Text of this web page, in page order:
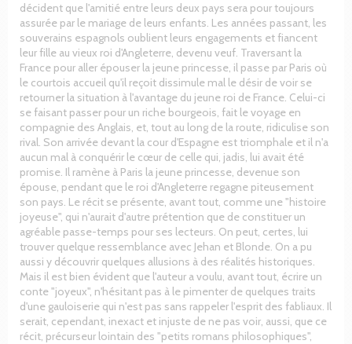
décident que l'amitié entre leurs deux pays sera pour toujours
assurée par le mariage de leurs enfants. Les années passant, les
souverains espagnols oublient leurs engagements et fiancent
leur fille au vieux roi d'Angleterre, devenu veuf. Traversant la
France pour aller épouser la jeune princesse, il passe par Paris où
le courtois accueil qu'il reçoit dissimule mal le désir de voir se
retourner la situation à l'avantage du jeune roi de France. Celui-ci
se faisant passer pour un riche bourgeois, fait le voyage en
compagnie des Anglais, et, tout au long de la route, ridiculise son
rival. Son arrivée devant la cour d'Espagne est triomphale et il n'a
aucun mal à conquérir le cœur de celle qui, jadis, lui avait été
promise. Il ramène à Paris la jeune princesse, devenue son
épouse, pendant que le roi d'Angleterre regagne piteusement
son pays. Le récit se présente, avant tout, comme une "histoire
joyeuse", qui n'aurait d'autre prétention que de constituer un
agréable passe-temps pour ses lecteurs. On peut, certes, lui
trouver quelque ressemblance avec Jehan et Blonde. On a pu
aussi y découvrir quelques allusions à des réalités historiques.
Mais il est bien évident que l'auteur a voulu, avant tout, écrire un
conte "joyeux", n'hésitant pas à le pimenter de quelques traits
d'une gauloiserie qui n'est pas sans rappeler l'esprit des fabliaux. Il
serait, cependant, inexact et injuste de ne pas voir, aussi, que ce
récit, précurseur lointain des "petits romans philosophiques",